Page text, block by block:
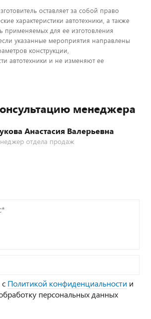
оставляет за собой право
характеристики автотехники, а также
применяемых для ее изготовления
указанные мероприятия направлены
конструкции,
автотехники и не изменяют ее
менеджера
Анастасия Валерьевна
отдела продаж
Политикой конфиденциальности и
персональных данных